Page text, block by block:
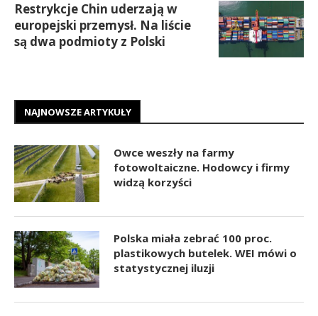
Restrykcje Chin uderzają w
europejski przemysł. Na liście
są dwa podmioty z Polski
NAJNOWSZE ARTYKUŁY
Owce weszły na farmy
fotowoltaiczne. Hodowcy i firmy
widzą korzyści
Polska miała zebrać 100 proc.
plastikowych butelek. WEI mówi o
statystycznej iluzji